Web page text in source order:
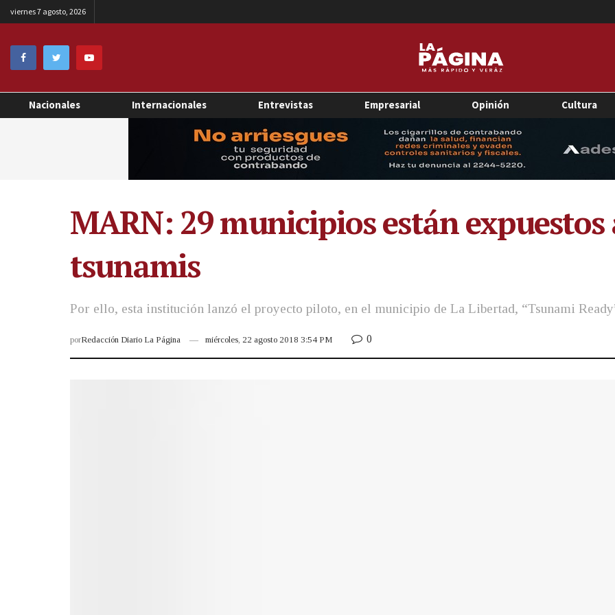
viernes 7 agosto, 2026
Nacionales Internacionales Entrevistas Empresarial Opinión Cultura
MARN: 29 municipios están expuestos
tsunamis
Por ello, esta institución lanzó el proyecto piloto, en el municipio de La Libertad, “Tsunami
porRedacción Diario La Página miércoles, 22 agosto 2018 3:54 PM 0